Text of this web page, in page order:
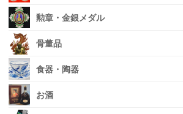
勲章・金銀メダル
骨董品
食器・陶器
お酒